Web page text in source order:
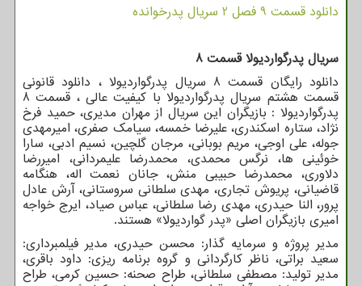
دانلود قسمت 9 فصل 2 سریال پدرخوانده
سریال پدرگواردیولا قسمت 8
دانلود رایگان قسمت 8 سریال پدرگواردیولا ، دانلود قانونی
قسمت هشتم سریال پدرگواردیولا با کیفیت عالی ، قسمت 8
پدرگواردیولا : بازیگران این سریال از مهران مدیری، حمید فرخ
نژاد، ستاره اسکندری، علیرضا خمسه، سیامک صفری، امیرمهدی
جوله، علی اوجی، مریم بوبانی، مرجان گلچین، نسیم ادبی، سارا
خوئینی ها، نرگس محمدی، محمدرضا علیمردانی، امیررضا
دلاوری، محمدرضا حبیبی منش، جانان نعمت اله، هنگامه
قاضیانی، پریوش تجاری، مهدی سلطانی سروستانی، آرش عادل
پرور، النا حیدری، مهدی رضا سلطانی، عباس صیاد، ایرج خواجه
امیری بازیگران اصلی «پدر گواردیولا» هستند.
مدیر پروژه و سرمایه گذار: محسن حیدری، مدیر فیلمبرداری:
سعید براتی، ناظر کارگردانی و گروه برنامه ریزی: داود باقری،
مدیر تولید: مصطفی سلطانی، طراح صحنه: حسین کرمی، طراح